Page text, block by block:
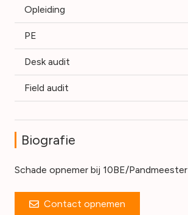
Opleiding
PE
Desk audit
Field audit
Biografie
Schade opnemer bij 10BE/Pandmeester
Contact opnemen